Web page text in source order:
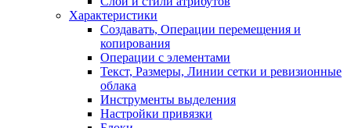
Характеристики
Создавать, Операции перемещения и
копирования
Операции с элементами
Текст, Размеры, Линии сетки и ревизионные
облака
Инструменты выделения
Настройки привязки